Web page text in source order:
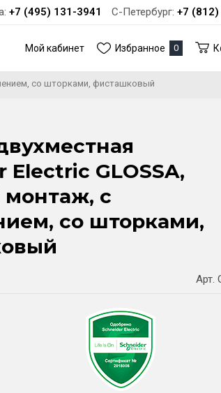
+7 (495) 131-3941 С-Петербург: +7
Мой кабинет Избранное 0
со шторками, фисташковый
Electric GLOSSA,
с
со шторками,
Арт.